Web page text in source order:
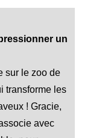
un
sur le zoo de
transforme les
! Gracie,
avec